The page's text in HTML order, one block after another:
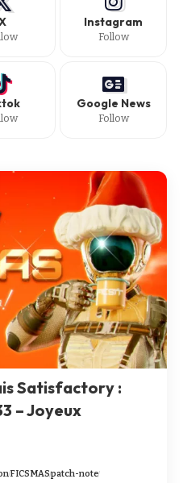
Instagram
Follow
Google News
Follow
Satisfactory :
– Joyeux
FICSMASpatch-note